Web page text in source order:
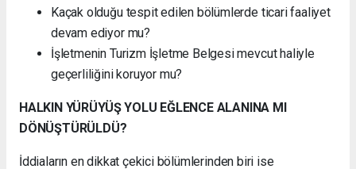
Kaçak olduğu tespit edilen bölümlerde ticari faaliyet
devam ediyor mu?
İşletmenin Turizm İşletme Belgesi mevcut haliyle
geçerliliğini koruyor mu?
HALKIN YÜRÜYÜŞ YOLU EĞLENCE ALANINA MI
DÖNÜŞTÜRÜLDÜ?
İddiaların en dikkat çekici bölümlerinden biri ise